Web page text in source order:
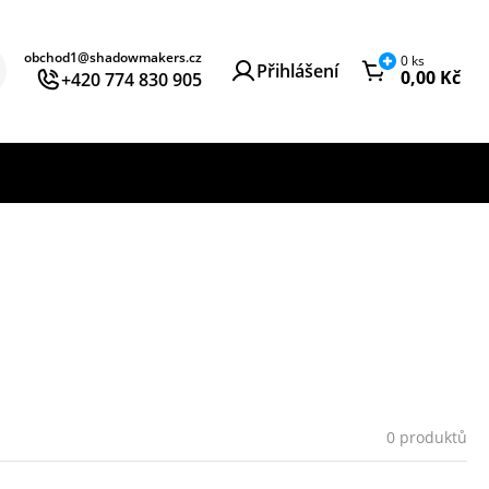
obchod1@shadowmakers.cz
+420 774 830 905 Přihlášení 0ks
0,00 Kč
0 produktů